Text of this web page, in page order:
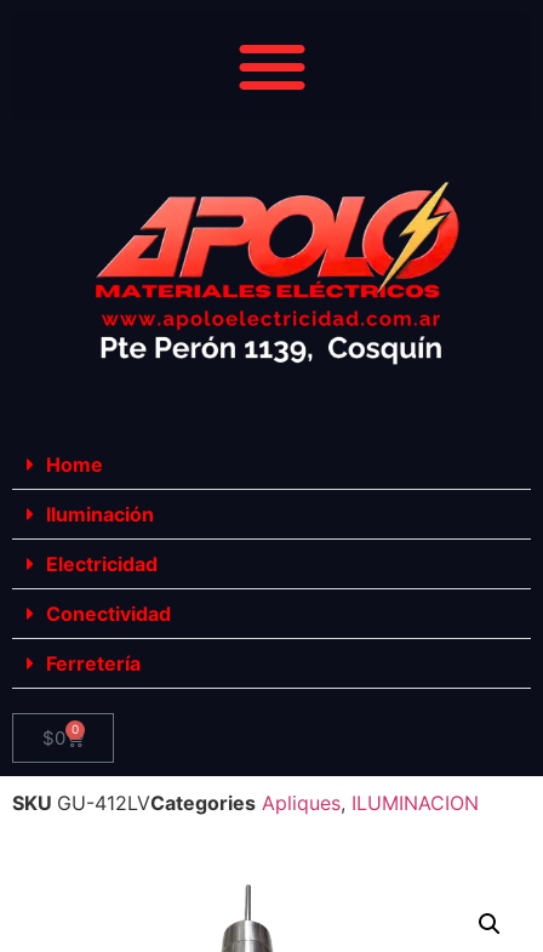
Home
Iluminación
Electricidad
Conectividad
Ferretería
$0 0
SKU GU-412LVCategories Apliques, ILUMINACION